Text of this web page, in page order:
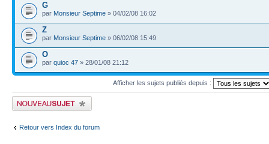
G
par Monsieur Septime » 04/02/08 16:02
Z
par Monsieur Septime » 06/02/08 15:49
O
par quioc 47 » 28/01/08 21:12
Afficher les sujets publiés depuis :
Publier un nouveau sujet
Retour vers Index du forum